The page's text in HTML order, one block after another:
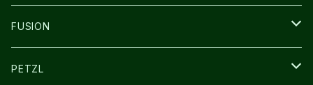
SOCKS
FUSION
その他GOODS
PETZL